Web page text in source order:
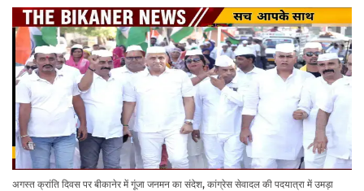
अगस्त क्रांति दिवस पर बीकानेर में गूंजा जनमन का संदेश, कांग्रेस सेवादल की पदयात्रा में उमड़ा